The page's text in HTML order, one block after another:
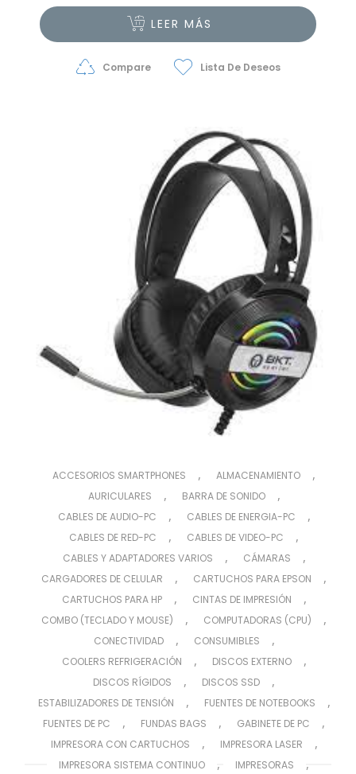
LEER MÁS
Compare Lista De Deseos
ACCESORIOS SMARTPHONES , ALMACENAMIENTO ,
AURICULARES , BARRA DE SONIDO ,
CABLES DE AUDIO-PC , CABLES DE ENERGIA-PC ,
CABLES DE RED-PC , CABLES DE VIDEO-PC ,
CABLES Y ADAPTADORES VARIOS , CÁMARAS ,
CARGADORES DE CELULAR , CARTUCHOS PARA EPSON ,
CARTUCHOS PARA HP , CINTAS DE IMPRESIÓN ,
COMBO (TECLADO Y MOUSE) , COMPUTADORAS (CPU) ,
CONECTIVIDAD , CONSUMIBLES ,
COOLERS REFRIGERACIÓN , DISCOS EXTERNO ,
DISCOS RÍGIDOS , DISCOS SSD ,
ESTABILIZADORES DE TENSIÓN , FUENTES DE NOTEBOOKS ,
FUENTES DE PC , FUNDAS BAGS , GABINETE DE PC ,
IMPRESORA CON CARTUCHOS , IMPRESORA LASER ,
IMPRESORA SISTEMA CONTINUO , IMPRESORAS ,